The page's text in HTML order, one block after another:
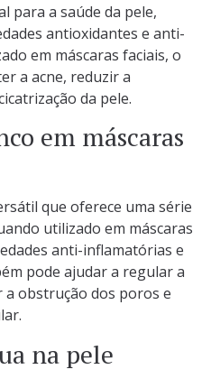
para a saúde da pele,
antioxidantes e anti-
em máscaras faciais, o
a acne, reduzir a
da pele.
em máscaras
que oferece uma série
utilizado em máscaras
anti-inflamatórias e
pode ajudar a regular a
obstrução dos poros e
na pele